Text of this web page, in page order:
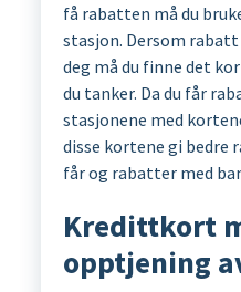
få rabatten må du
stasjon. Dersom
deg må du finne det
du tanker. Da du får
stasjonene med
disse kortene gi
får og rabatter med
Kredittkort
opptjening